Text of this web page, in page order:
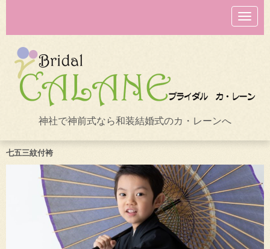
N
a
v
o
n
神社で神前式なら和装結婚式のカ・レーンへ
七五三紋付袴